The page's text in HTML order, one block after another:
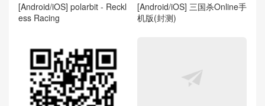
[Android/iOS] polarbit - Reckl
ess Racing
[Android/iOS] 三国杀Online手
机版(封测)